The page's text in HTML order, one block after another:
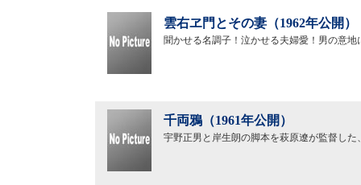
雲右ヱ門とその妻（1962年公開）
聞かせる名調子！泣かせる夫婦愛！男の意
千両鴉（1961年公開）
宇野正男と岸生朗の脚本を萩原遼が監督し